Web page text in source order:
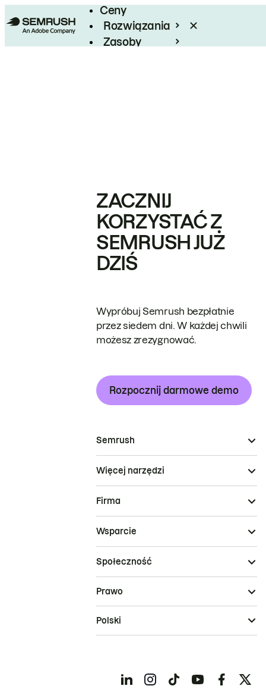
Ceny
Rozwiązania
Zasoby
ZACZNIJ
KORZYSTAĆ Z
SEMRUSH JUŻ
DZIŚ
Wypróbuj Semrush bezpłatnie
przez siedem dni. W każdej chwili
możesz zrezygnować.
Rozpocznij darmowe demo
Semrush
Więcej narzędzi
Firma
Wsparcie
Społeczność
Prawo
Polski